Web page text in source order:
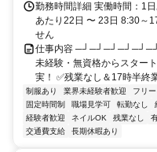
勤務時間詳細 実働時間：1
あたり22日 〜 23日 8:30～
せん
仕事内容
未経験・無資格からスター
実！ ✅残業なし＆17時半終
制服あり 業界未経験者歓迎 フリ
固定時間制
職場見学可 転勤なし
経験者歓迎
ネイルOK 残業なし
交通費支給
長期休暇あり